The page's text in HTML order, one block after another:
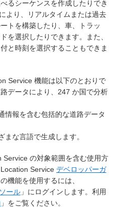
るシーケンスを作成したりでき
より、リアルタイムまたは過去
トを構築したり、車、トラッ
を選択したりできます。また、
と時刻を選択することもできま
Service 機能は以下のとおりで
データにより、247 か国で分析
情報を含む包括的な道路データ
まな言語で生成します。
の対象範囲を含む使用方
Service デベロッパーガ
機能を使用するには、
ール 」にログインします。利用
」をご覧ください。